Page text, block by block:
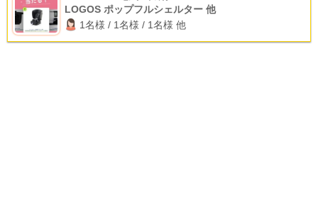
LOGOS ポップフルシェルター 他
1名様 / 1名様 / 1名様 他